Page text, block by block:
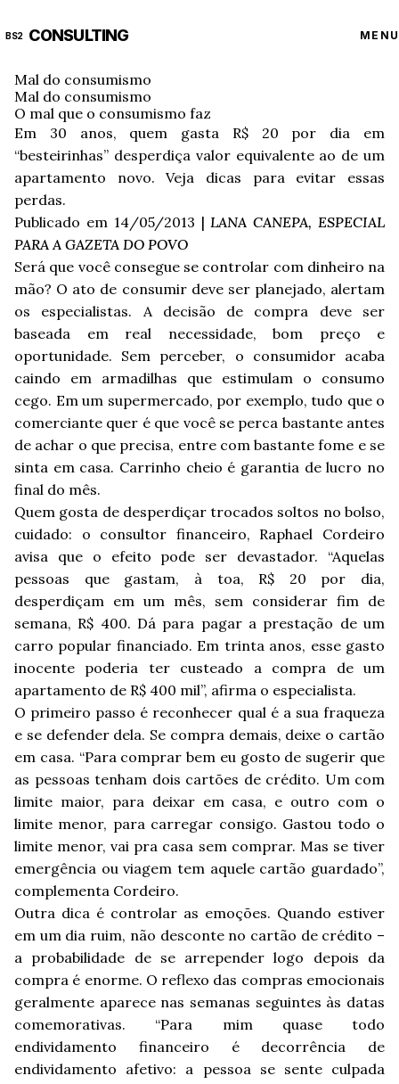
BS2 CONSULTING MENU
Mal do consumismo
Mal do consumismo
O mal que o consumismo faz
Em 30 anos, quem gasta R$ 20 por dia em
“besteirinhas” desperdiça valor equivalente ao de um
apartamento novo. Veja dicas para evitar essas
perdas.
Publicado em 14/05/2013 |LANA CANEPA, ESPECIAL
PARA A GAZETA DO POVO
Será que você consegue se controlar com dinheiro na
mão? O ato de consumir deve ser planejado, alertam
os especialistas. A decisão de compra deve ser
baseada em real necessidade, bom preço e
oportunidade. Sem perceber, o consumidor acaba
caindo em armadilhas que estimulam o consumo
cego. Em um supermercado, por exemplo, tudo que o
comerciante quer é que você se perca bastante antes
de achar o que precisa, entre com bastante fome e se
sinta em casa. Carrinho cheio é garantia de lucro no
final do mês.
Quem gosta de desperdiçar trocados soltos no bolso,
cuidado: o consultor financeiro, Raphael Cordeiro
avisa que o efeito pode ser devastador. “Aquelas
pessoas que gastam, à toa, R$ 20 por dia,
desperdiçam em um mês, sem considerar fim de
semana, R$ 400. Dá para pagar a prestação de um
carro popular financiado. Em trinta anos, esse gasto
inocente poderia ter custeado a compra de um
apartamento de R$ 400 mil”, afirma o especialista.
O primeiro passo é reconhecer qual é a sua fraqueza
e se defender dela. Se compra demais, deixe o cartão
em casa. “Para comprar bem eu gosto de sugerir que
as pessoas tenham dois cartões de crédito. Um com
limite maior, para deixar em casa, e outro com o
limite menor, para carregar consigo. Gastou todo o
limite menor, vai pra casa sem comprar. Mas se tiver
emergência ou viagem tem aquele cartão guardado”,
complementa Cordeiro.
Outra dica é controlar as emoções. Quando estiver
em um dia ruim, não desconte no cartão de crédito –
a probabilidade de se arrepender logo depois da
compra é enorme. O reflexo das compras emocionais
geralmente aparece nas semanas seguintes às datas
comemorativas. “Para mim quase todo
endividamento financeiro é decorrência de
endividamento afetivo: a pessoa se sente culpada